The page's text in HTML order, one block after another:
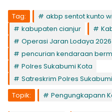
Tag: akbp sentot kunto
kabupaten cianjur
Operasi Jaran Lodaya 2026
pencurian kendaraan
Polres Sukabumi Kota
Satreskrim Polres
Topik:
Pengungkapann